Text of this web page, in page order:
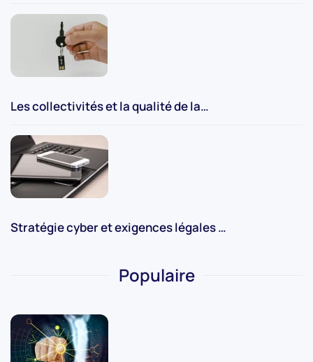
Les collectivités et la qualité de la…
Stratégie cyber et exigences légales …
Populaire